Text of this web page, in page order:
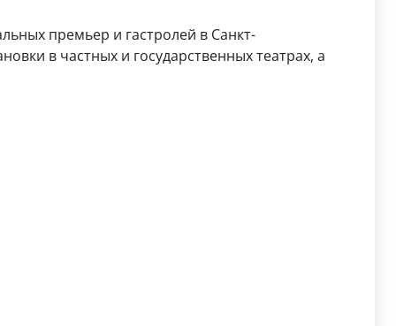
премьер и гастролей в Санкт-
в частных и государственных театрах, а